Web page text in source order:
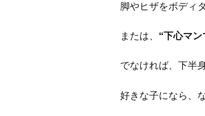
脚やヒザをボディ
または、 “下心マン
でなければ、下半
好きな子になら、